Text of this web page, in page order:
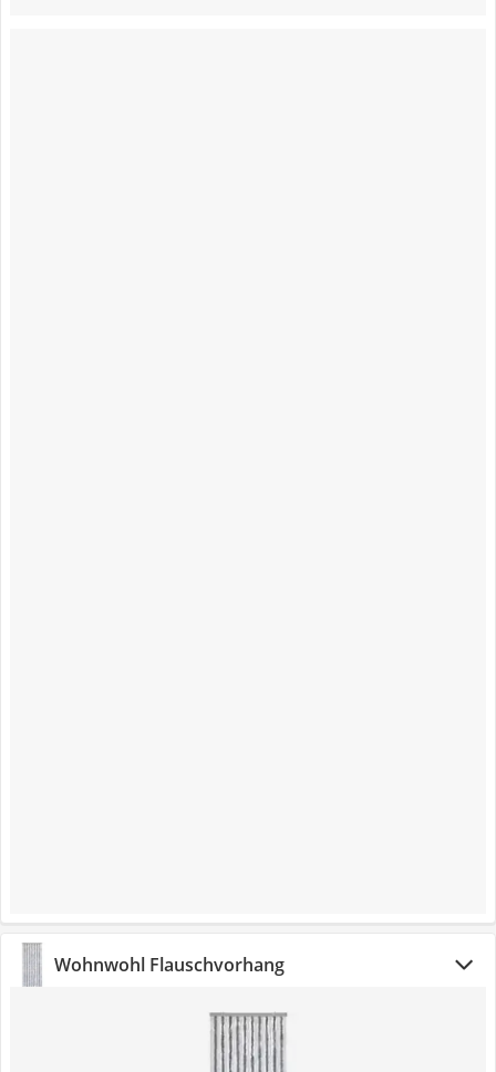
Wohnwohl Flauschvorhang